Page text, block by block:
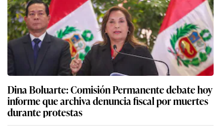
Dina Boluarte: Comisión Permanente debate hoy
informe que archiva denuncia fiscal por muertes
durante protestas